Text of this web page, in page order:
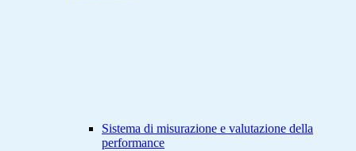
Sistema di misurazione e valutazione della
performance